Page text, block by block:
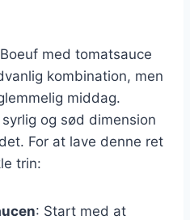
med tomatsauce
kombination, men
middag.
og sød dimension
For at lave denne ret
trin:
: Start med at